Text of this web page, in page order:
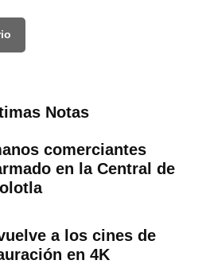
Notas
comerciantes
en la Central de
a los cines de
en 4K